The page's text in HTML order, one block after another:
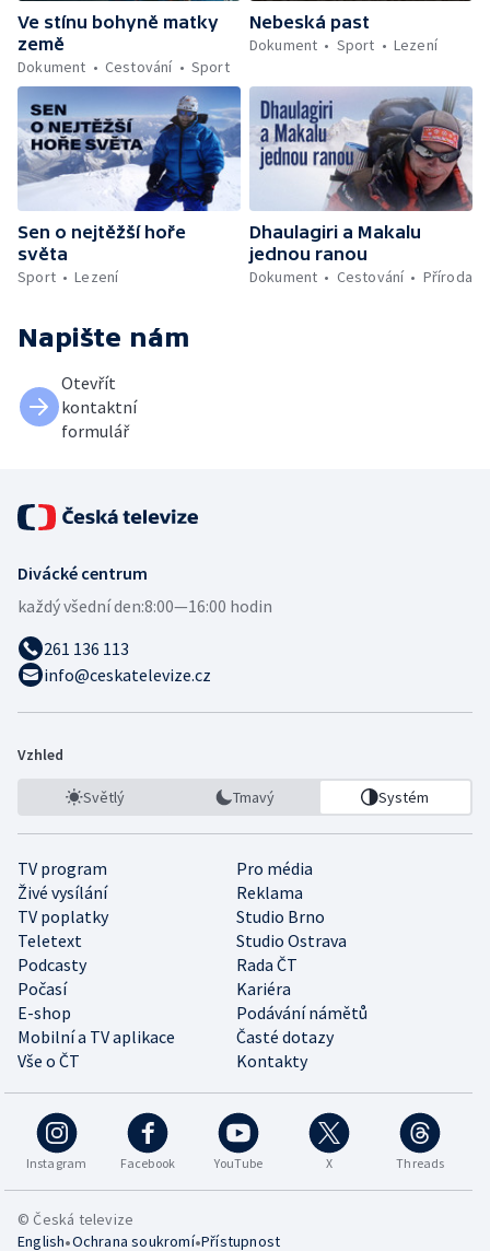
Ve stínu bohyně matky
země
Dokument
Cestování Sport
Nebeská past
Dokument
Sport Lezení
Sen o nejtěžší hoře
světa
Sport
Lezení
Dhaulagiri a Makalu
jednou ranou
Dokument
Cestování Příroda
Napište nám
Otevřít
kontaktní
formulář
Divácké centrum
každý všední den:8:00—16:00 hodin
261 136 113
info@ceskatelevize.cz
Vzhled
Světlý Tmavý Systém
TV program
Pro média
Živé vysílání
Reklama
TV poplatky
Studio Brno
Teletext
Studio Ostrava
Podcasty
Rada ČT
Počasí
Kariéra
E-shop
Podávání námětů
Mobilní a TV aplikace
Časté dotazy
Vše o ČT
Kontakty
Instagram Facebook YouTube X Threads
© Česká televize
English•Ochrana soukromí•Přístupnost